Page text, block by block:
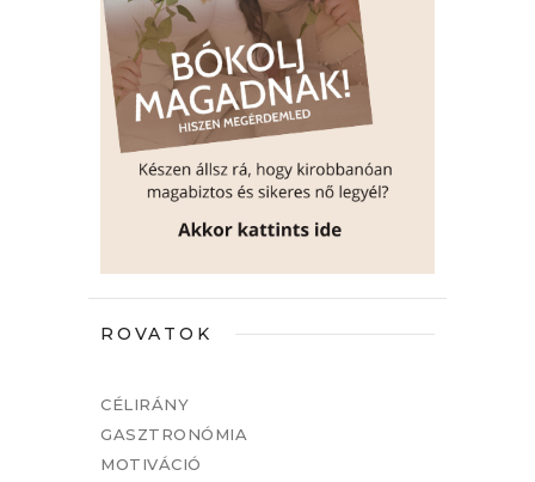
ROVATOK
CÉLIRÁNY
GASZTRONÓMIA
MOTIVÁCIÓ